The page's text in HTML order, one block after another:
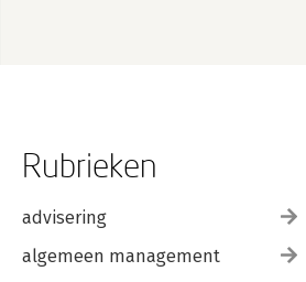
Rubrieken
advisering
algemeen management